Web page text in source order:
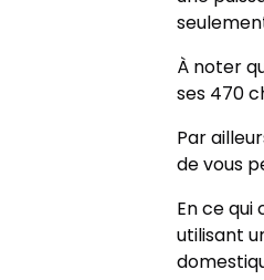
À noter
ses 470
Par
de vous
En ce
utilisant